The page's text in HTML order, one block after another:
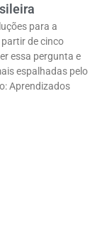
para a
de cinco
essa pergunta e
espalhadas pelo
Aprendizados